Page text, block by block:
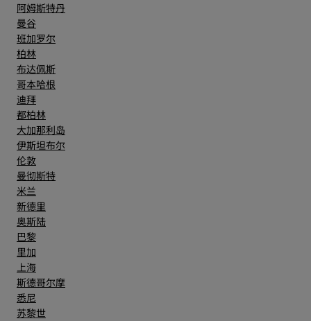
阿姆斯特丹
曼谷
班加罗尔
柏林
布达佩斯
哥本哈根
迪拜
都柏林
大加那利岛
伊斯坦布尔
伦敦
曼彻斯特
米兰
新德里
奥斯陆
巴黎
里加
上海
斯德哥尔摩
悉尼
苏黎世